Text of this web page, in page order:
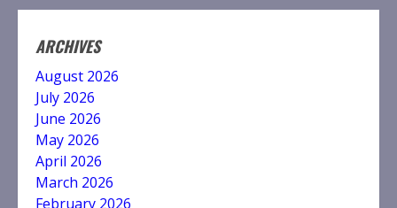
ARCHIVES
August 2026
July 2026
June 2026
May 2026
April 2026
March 2026
February 2026